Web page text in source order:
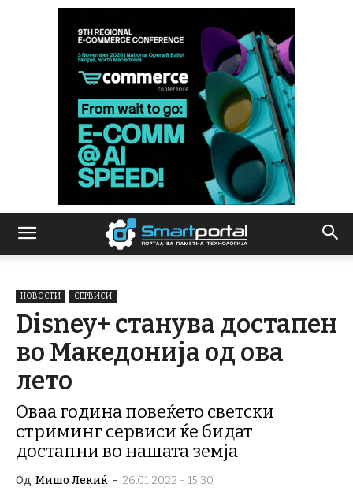
НОВОСТИ СЕРВИСИ
Disney+ станува достапен
во Македонија од ова
лето
Оваа година повеќето светски
стриминг сервиси ќе бидат
достапни во нашата земја
Од Мишо Лекиќ - 26.01.2022 - 15:30